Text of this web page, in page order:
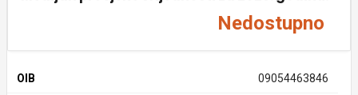
Nedostupno
OIB 09054463846